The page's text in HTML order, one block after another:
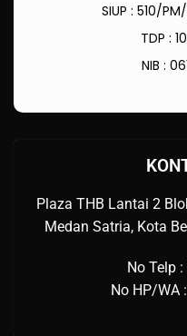
SIUP : 510/
TDP :
NIB :
Plaza THB Lantai 2
Medan Satria, Kota
No Telp
No HP/WA